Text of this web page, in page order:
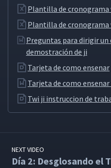
Día 5:
Instrucción de
24
Introducción a TWI
(Capacitación
Industria)
Plantilla de cronograma
Plantilla de cronograma
Preguntas para dirigir un
demostración de ji
Tarjeta de como ensenar
Tarjeta de como ensenar
Twi ji instruccion de
NEXT VIDEO
Día 2: Desglosando el